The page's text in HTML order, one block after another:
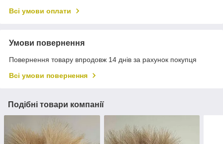
Всі умови оплати
Умови повернення
Повернення товару впродовж 14 днів за рахунок покупця
Всі умови повернення
Подібні товари компанії